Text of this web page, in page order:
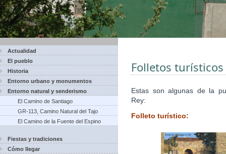
Actualidad
El pueblo
Historia
Entorno urbano y monumentos
Entorno natural y senderismo
El Camino de Santiago
GR-113, Camino Natural del Tajo
El Camino de la Fuente del Espino
Fiestas y tradiciones
Cómo llegar
Folletos turísticos
Estas son algunas de la
Rey:
Folleto turístico: